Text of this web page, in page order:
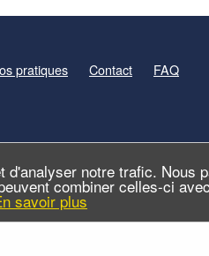
notre trafic. Nous
combiner celles-ci
savoir plus
pratiques Contact
FAQ